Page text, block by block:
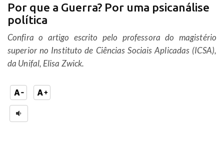
Por que a Guerra? Por uma psicanálise
política
Confira o artigo escrito pelo professora do magistério
superior no Instituto de Ciências Sociais Aplicadas (ICSA),
da Unifal, Elisa Zwick.